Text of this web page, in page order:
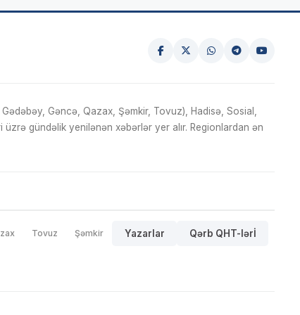
Gəncə, Qazax, Şəmkir, Tovuz), Hadisə, Sosial,
gündəlik yenilənən xəbərlər yer alır. Regionlardan ən
Tovuz Şəmkir Yazarlar Qərb QHT-lərİ